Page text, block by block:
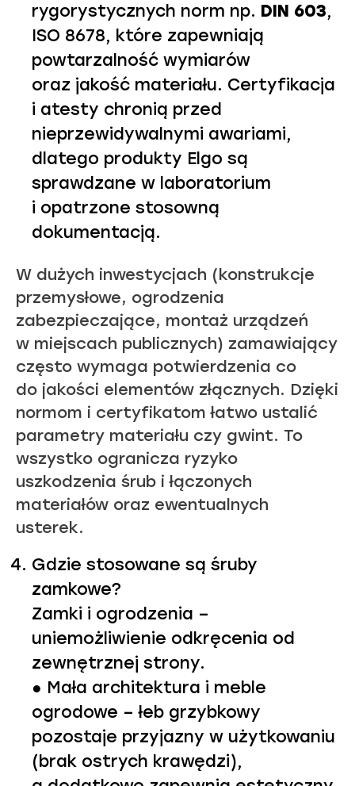
rygorystycznych norm np. DIN 603,
ISO 8678, które zapewniają
powtarzalność wymiarów
oraz jakość materiału. Certyfikacja
i atesty chronią przed
nieprzewidywalnymi awariami,
dlatego produkty Elgo są
sprawdzane w laboratorium
i opatrzone stosowną
dokumentacją.
W dużych inwestycjach (konstrukcje
przemysłowe, ogrodzenia
zabezpieczające, montaż urządzeń
w miejscach publicznych) zamawiający
często wymaga potwierdzenia co
do jakości elementów złącznych. Dzięki
normom i certyfikatom łatwo ustalić
parametry materiału czy gwint. To
wszystko ogranicza ryzyko
uszkodzenia śrub i łączonych
materiałów oraz ewentualnych
usterek.
Gdzie stosowane są śruby
zamkowe?
Zamki i ogrodzenia –
uniemożliwienie odkręcenia od
zewnętrznej strony.
● Mała architektura i meble
ogrodowe – łeb grzybkowy
pozostaje przyjazny w użytkowaniu
(brak ostrych krawędzi),